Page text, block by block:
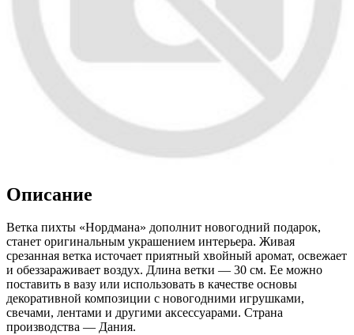
Описание
Ветка пихты «Нордмана» дополнит новогодний подарок,
станет оригинальным украшением интерьера. Живая
срезанная ветка источает приятный хвойный аромат, освежает
и обеззараживает воздух. Длина ветки — 30 см. Ее можно
поставить в вазу или использовать в качестве основы
декоративной композиции с новогодними игрушками,
свечами, лентами и другими аксессуарами. Страна
производства — Дания.